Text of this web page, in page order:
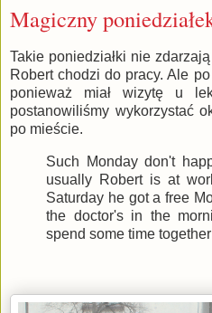
Magiczny
Takie poniedziałki nie
Robert chodzi do pracy. Ale
ponieważ miał wizytę u
postanowiliśmy wykorzystać
po mieście.
Such Monday don't
usually Robert is at
Saturday he got a free
the doctor's in the
spend some time